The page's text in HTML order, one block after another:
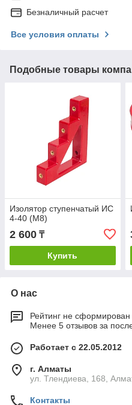
Безналичный расчет
Все условия оплаты
Подобные товары
Изолятор ступенчатый ИС
4-40 (М8)
2 600 ₸
Купить
О нас
Рейтинг не сформирован
Менее 5 отзывов за
Работает с 22.05.2012
г. Алматы
ул. Тлендиева, 168,
Контакты